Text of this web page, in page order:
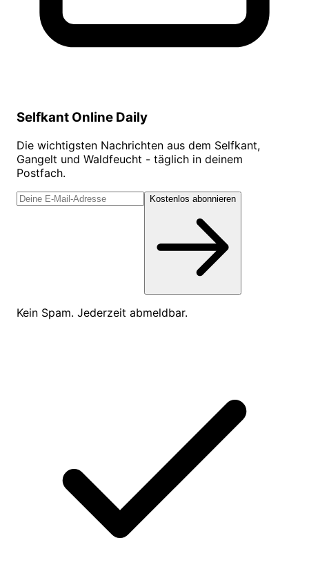
Selfkant Online Daily
Die wichtigsten Nachrichten aus dem Selfkant,
Gangelt und Waldfeucht - täglich in deinem
Postfach.
Kostenlos abonnieren
Kein Spam. Jederzeit abmeldbar.